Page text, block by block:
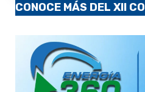
CONOCE MÁS DEL XII